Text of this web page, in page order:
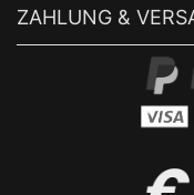
ZAHLUNG &